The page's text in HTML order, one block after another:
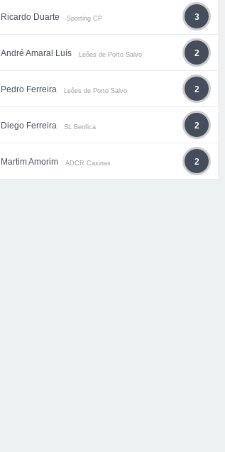
Ricardo Duarte Sporting CP 3
André Amaral Luís Leões de Porto Salvo 2
Pedro Ferreira Leões de Porto Salvo 2
Diego Ferreira SL Benfica 2
Martim Amorim ADCR Caxinas 2